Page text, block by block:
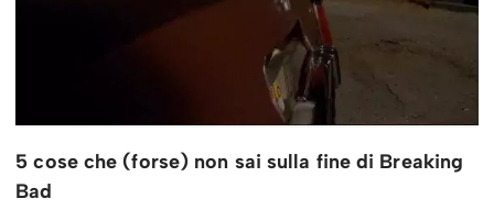
5 cose che (forse) non sai sulla fine di Breaking
Bad